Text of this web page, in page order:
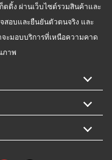
ติ้ง ผ่านเว็บไซต์รวมสินค้าและ
สอบและยืนยันตัวตนจริง และ
ะมอบบริการที่เหนือความคาด
ภาพ